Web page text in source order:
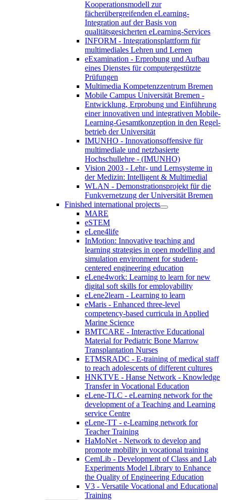
Kooperationsmodell zur
fächerübergreifenden eLearning-
Integration auf der Basis von
qualitätsgesicherten eLearning-Services
INFORM - Integrationsplattform für
multimediales Lehren und Lernen
eExamination - Erprobung und Aufbau
eines Dienstes für computergestützte
Prüfungen
Multimedia Kompetenzzentrum Bremen
Mobile Campus Universität Bremen -
Entwicklung, Erprobung und Einführung
einer innovativen und integrativen Mobile-
Learning-Gesamtkonzeption in den Regel-
betrieb der Universität
IMUNHO - Innovationsoffensive für
multimediale und netzbasierte
Hochschullehre - (IMUNHO)
Vision 2003 - Lehr- und Lernsysteme in
der Medizin: Intelligent & Multimedial
WLAN - Demonstrationsprojekt für die
Funkvernetzung der Universität Bremen
Finished international projects
MARE
eSTEM
eLene4life
InMotion: Innovative teaching and
learning strategies in open modelling and
simulation environment for student-
centered engineering education
eLene4work: Learning to learn for new
digital soft skills for employability
eLene2learn - Learning to learn
eMaris - Enhanced three-level
competency-based curricula in Applied
Marine Science
BMTCARE - Interactive Educational
Material for Pediatric Bone Marrow
Transplantation Nurses
ETMSRADC - E-training of medical staff
to reach adolescents of different cultures
HNKTVE - Hanse Network - Knowledge
Transfer in Vocational Education
eLene-TLC - eLearning network for the
development of a Teaching and Learning
service Centre
eLene-TT - e-Learning network for
Teacher Training
HaMoNet - Network to develop and
promote mobility in vocational training
CemLib - Development of Class and Lab
Experiments Model Library to Enhance
the Quality of Engineering Education
V3 - Versatile Vocational and Educational
Training